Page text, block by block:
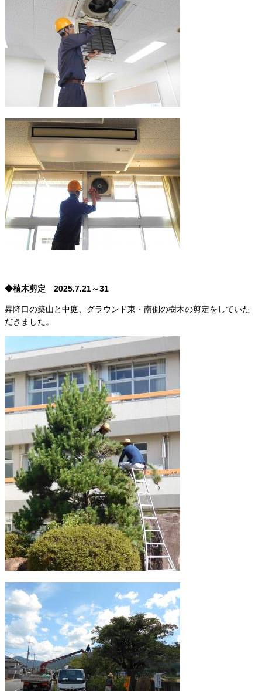
◆植木剪定 2025.7.21～31
昇降口の築山と中庭、グラウンド東・南側の樹木の剪定をしていた
だきました。